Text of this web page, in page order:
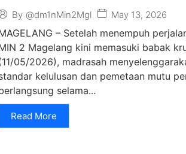
By @dm1nMin2Mgl May 13, 2026
– Setelah menempuh
2 Magelang kini memasuki babak
05/2026), madrasah
kelulusan dan pemetaan mutu
selama...
Read More